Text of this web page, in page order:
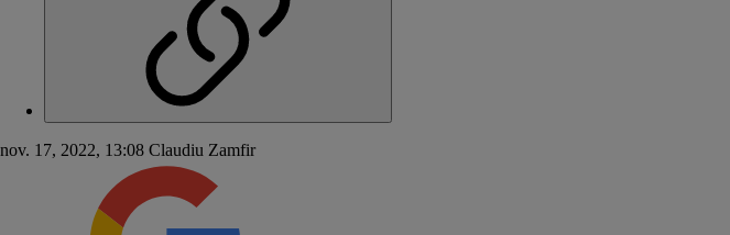
nov. 17, 2022, 13:08 Claudiu Zamfir